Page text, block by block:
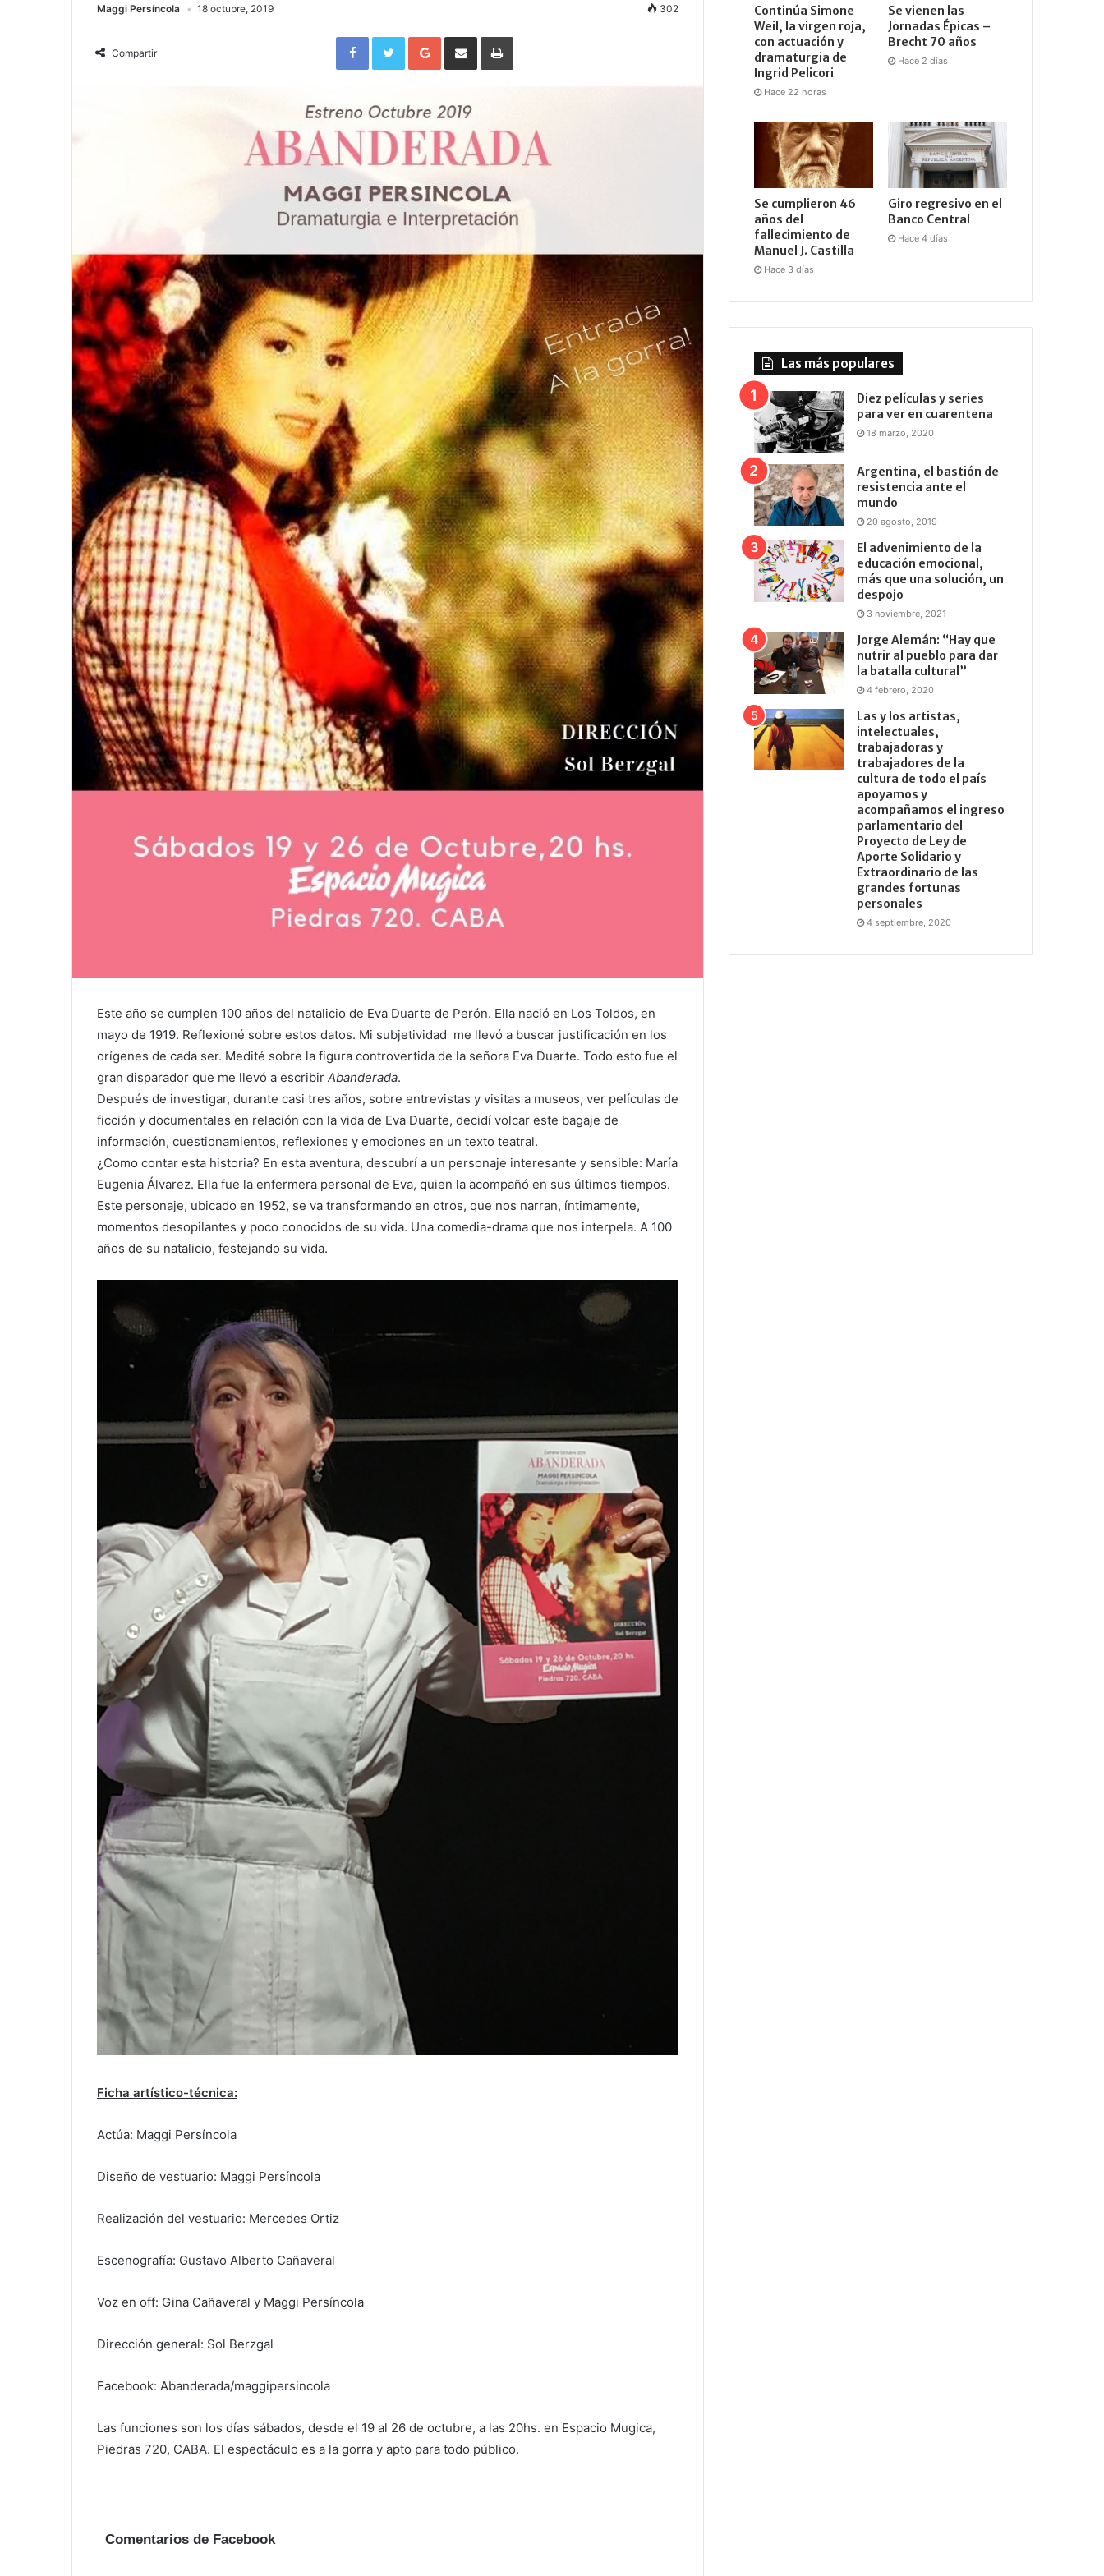
Maggi Persíncola 18 octubre, 2019 302
Compartir
FacebookTwitterGoogle+Compartir por correo electrónicoImprimir
Este año se cumplen 100 años del natalicio de Eva Duarte de Perón. Ella nació en Los Toldos, en
mayo de 1919. Reflexioné sobre estos datos. Mi subjetividad me llevó a buscar justificación en los
orígenes de cada ser. Medité sobre la figura controvertida de la señora Eva Duarte. Todo esto fue el
gran disparador que me llevó a escribir Abanderada.
Después de investigar, durante casi tres años, sobre entrevistas y visitas a museos, ver películas de
ficción y documentales en relación con la vida de Eva Duarte, decidí volcar este bagaje de
información, cuestionamientos, reflexiones y emociones en un texto teatral.
¿Como contar esta historia? En esta aventura, descubrí a un personaje interesante y sensible: María
Eugenia Álvarez. Ella fue la enfermera personal de Eva, quien la acompañó en sus últimos tiempos.
Este personaje, ubicado en 1952, se va transformando en otros, que nos narran, íntimamente,
momentos desopilantes y poco conocidos de su vida. Una comedia-drama que nos interpela. A 100
años de su natalicio, festejando su vida.
Ficha artístico-técnica:
Actúa: Maggi Persíncola
Diseño de vestuario: Maggi Persíncola
Realización del vestuario: Mercedes Ortiz
Escenografía: Gustavo Alberto Cañaveral
Voz en off: Gina Cañaveral y Maggi Persíncola
Dirección general: Sol Berzgal
Facebook: Abanderada/maggipersincola
Las funciones son los días sábados, desde el 19 al 26 de octubre, a las 20hs. en Espacio Mugica,
Piedras 720, CABA. El espectáculo es a la gorra y apto para todo público.
Comentarios de Facebook
Continúa Simone
Weil, la virgen roja,
con actuación y
dramaturgia de
Ingrid Pelicori
Hace 22 horas
Se vienen las
Jornadas Épicas –
Brecht 70 años
Hace 2 días
Se cumplieron 46
años del
fallecimiento de
Manuel J. Castilla
Hace 3 días
Giro regresivo en el
Banco Central
Hace 4 días
Las más populares
Diez películas y series
para ver en cuarentena
18 marzo, 2020
Argentina, el bastión de
resistencia ante el
mundo
20 agosto, 2019
El advenimiento de la
educación emocional,
más que una solución, un
despojo
3 noviembre, 2021
Jorge Alemán: “Hay que
nutrir al pueblo para dar
la batalla cultural”
4 febrero, 2020
Las y los artistas,
intelectuales,
trabajadoras y
trabajadores de la
cultura de todo el país
apoyamos y
acompañamos el ingreso
parlamentario del
Proyecto de Ley de
Aporte Solidario y
Extraordinario de las
grandes fortunas
personales
4 septiembre, 2020